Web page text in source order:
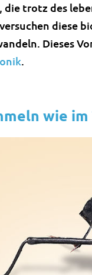
die trotz des
diese
Dieses
.
wie